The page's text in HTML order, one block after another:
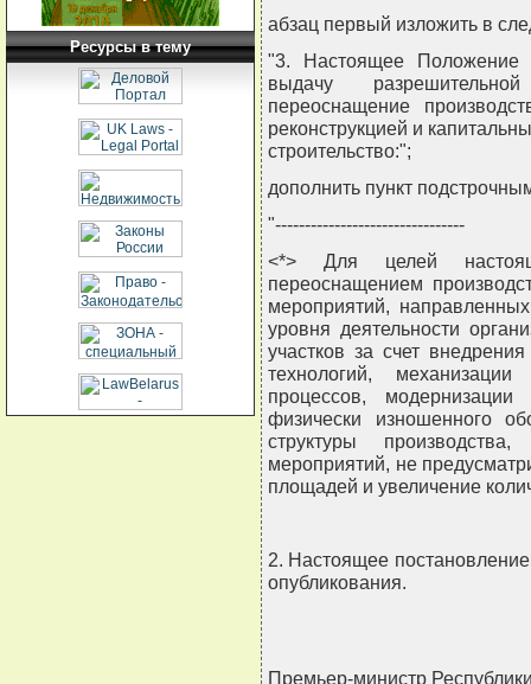
Ресурсы в тему
абзац первый изложить в
"3. Настоящее Положение
выдачу
переоснащение
реконструкцией и
строительство:";
дополнить пункт
"--------------------------------
<*> Для целей
переоснащением
мероприятий,
уровня деятельности
участков за счет
технологий,
процессов,
физически изношенного
структуры
мероприятий, не
площадей и увеличение
2. Настоящее
опубликования.
Премьер-министр